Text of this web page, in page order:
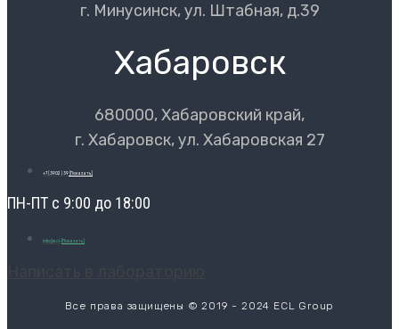
г. Минусинск, ул. Штабная, д.39
Хабаровск
680000, Хабаровский край,
г. Хабаровск, ул. Хабаровская 27
+7 (3902) 39 [Показать]
ПН-ПТ с 9:00 до 18:00
info@ecl- [Показать]
Все права защищены © 2019 - 2024 ECL Group